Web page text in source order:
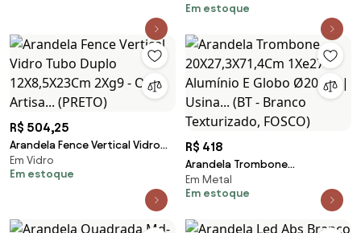
Globo Ø08Cm 1Xg9 - Old
Artisan Ar-5568 (PRETO, FOSCO
(Branco))
Em estoque
R$ 504,25
Arandela Fence Vertical Vidro
Tubo Duplo 12X8,5X23Cm 2Xg9
- Old Artisa... (PRETO)
Em Vidro
Em estoque
R$ 418
Arandela Trombone
20X27,3X71,4Cm 1Xe27 Alumínio
E Globo Ø20Cm | Usina... (BT -
Branco Texturizado, FOSCO)
Em Metal
Em estoque